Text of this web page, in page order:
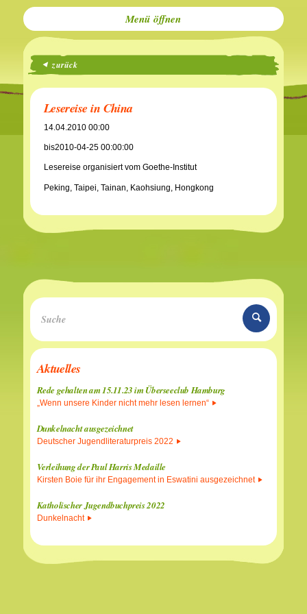
Menü
zurück
Lesereise in China
14.04.2010 00:00
bis2010-04-25 00:00:00
Lesereise organisiert vom Goethe-Institut
Peking, Taipei, Tainan, Kaohsiung, Hongkong
Aktuelles
Rede gehalten am 15.11.23 im Überseeclub Hamburg
„Wenn unsere Kinder nicht mehr lesen lernen“
Dunkelnacht ausgezeichnet
Deutscher Jugendliteraturpreis 2022
Verleihung der Paul Harris Medaille
Kirsten Boie für ihr Engagement in Eswatini ausgezeichnet
Katholischer Jugendbuchpreis 2022
Dunkelnacht